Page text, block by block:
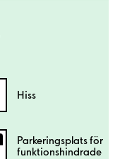
Hiss
Parkeringsplats för
funktionshindrade